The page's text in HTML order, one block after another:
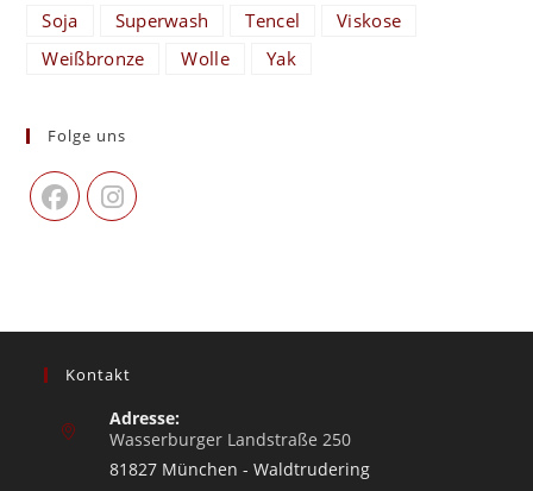
Soja
Superwash Tencel
Viskose
Weißbronze
Wolle Yak
Folge uns
Kontakt
Adresse:
Wasserburger Landstraße 250
81827 München - Waldtrudering